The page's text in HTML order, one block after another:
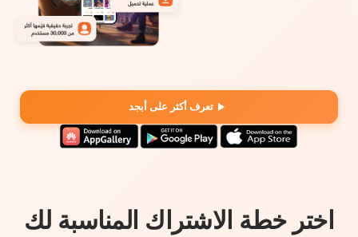
تعرف أكثر على أبجد
اختر خطة الاشتراك المناسبة لك